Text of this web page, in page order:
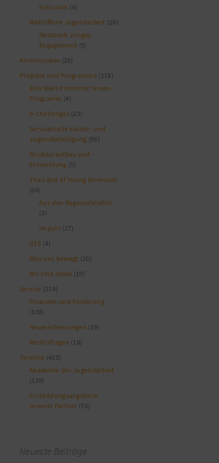
Inklusion (4)
Weltoffene Jugendarbeit (20)
Netzwerk Junges
Engagement (5)
Kommunales (26)
Projekte und Programme (218)
Eine Welt-Promotor*innen-
Programm (4)
n-Challenges (23)
Servicestelle Kinder- und
Jugendbeteiligung (99)
Strukturaufbau und -
Entwicklung (5)
The Länd of Young Ehrenamt
(66)
Aus den Regionalstellen
(3)
Impuls (27)
U18 (4)
Was uns bewegt (10)
Wir sind dabei (10)
Service (219)
Finanzen und Förderung
(108)
Neuerscheinungen (19)
Rechtsfragen (18)
Termine (425)
Akademie der Jugendarbeit
(159)
Fortbildungsangebote
unserer Partner (70)
Neueste Beiträge